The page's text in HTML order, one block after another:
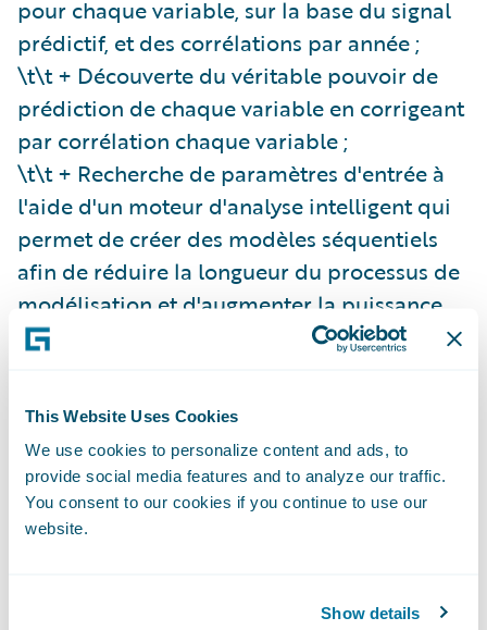
This Website Uses Cookies
We use cookies to personalize content and ads, to
provide social media features and to analyze our traffic.
You consent to our cookies if you continue to use our
website.
Show details
pour chaque variable, sur la base du signal
prédictif, et des corrélations par année ;
\t\t + Découverte du véritable pouvoir de
prédiction de chaque variable en corrigeant
par corrélation chaque variable ;
\t\t + Recherche de paramètres d'entrée à
l'aide d'un moteur d'analyse intelligent qui
permet de créer des modèles séquentiels
afin de réduire la longueur du processus de
modélisation et d'augmenter la puissance
du modèle.
complexes
\t\t+ Interface utilisateur qui permet de
préparer des modèles prédictifs pour une
interaction en temps réel avec les processus